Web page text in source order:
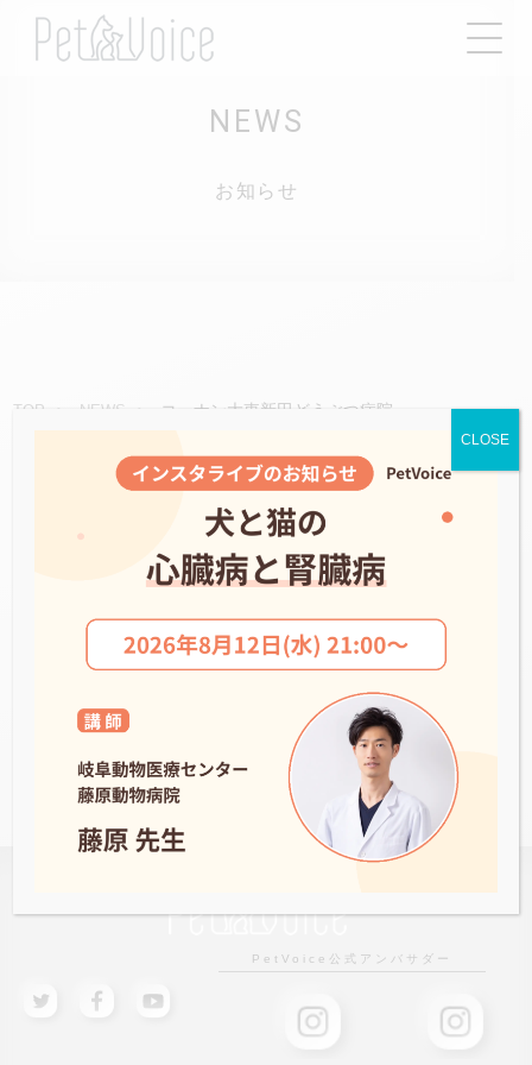
NEWS
お知らせ
TOP NEWS コーナン大東新田どうぶつ病院
コーナン大東新田どうぶつ病院
CLOSE